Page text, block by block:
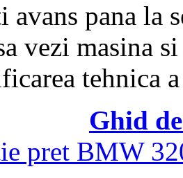
pana la
vezi masina si
tehnica
Ghid
pret BMW